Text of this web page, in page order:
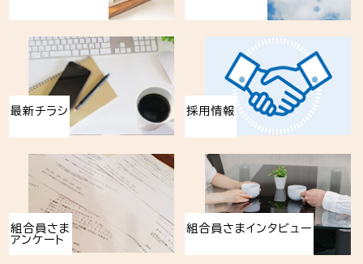
最新チラシ 採用情報
組合員さま
アンケート
組合員さまインタビュー